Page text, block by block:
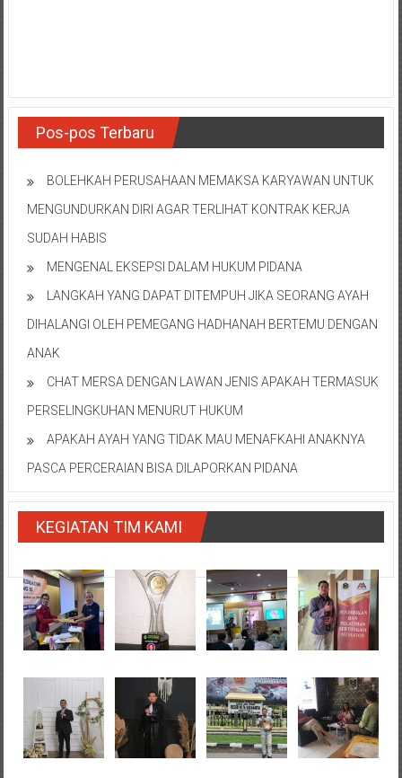
Timur/
Kalimantan
Selatan/
Barat/
jawa
Timur/
Pos-pos Terbaru
BOLEHKAH PERUSAHAAN MEMAKSA KARYAWAN UNTUK
MENGUNDURKAN DIRI AGAR TERLIHAT KONTRAK KERJA
SUDAH HABIS
MENGENAL EKSEPSI DALAM HUKUM PIDANA
LANGKAH YANG DAPAT DITEMPUH JIKA SEORANG AYAH
DIHALANGI OLEH PEMEGANG HADHANAH BERTEMU DENGAN
ANAK
CHAT MERSA DENGAN LAWAN JENIS APAKAH TERMASUK
PERSELINGKUHAN MENURUT HUKUM
APAKAH AYAH YANG TIDAK MAU MENAFKAHI ANAKNYA
PASCA PERCERAIAN BISA DILAPORKAN PIDANA
KEGIATAN TIM KAMI